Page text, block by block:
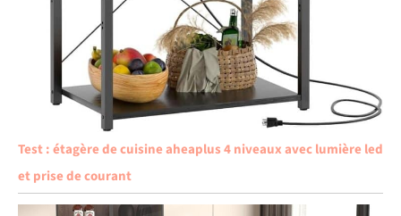
Test : étagère de cuisine aheaplus 4 niveaux avec lumière led
et prise de courant